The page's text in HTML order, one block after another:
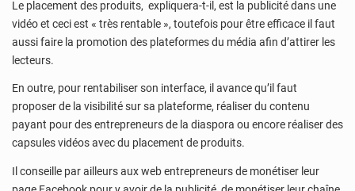
Le placement des produits, expliquera-t-il, est la publicité dans une
vidéo et ceci est « très rentable », toutefois pour être efficace il faut
aussi faire la promotion des plateformes du média afin d’attirer les
lecteurs.
En outre, pour rentabiliser son interface, il avance qu’il faut
proposer de la visibilité sur sa plateforme, réaliser du contenu
payant pour des entrepreneurs de la diaspora ou encore réaliser des
capsules vidéos avec du placement de produits.
Il conseille par ailleurs aux web entrepreneurs de monétiser leur